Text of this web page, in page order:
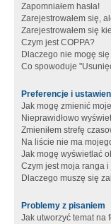
Zapomniałem hasła!
Zarejestrowałem się,
Zarejestrowałem się
Czym jest COPPA?
Dlaczego nie mogę
Co spowoduje
Preferencje i
Jak mogę zmienić
Nieprawidłowo
Zmieniłem strefę
Na liście nie ma
Jak mogę wyświetlać
Czym jest moja ranga
Dlaczego muszę się
Problemy z pisaniem
Jak utworzyć temat na